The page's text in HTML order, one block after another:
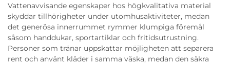
Vattenavvisande egenskaper hos högkvalitativa material
skyddar tillhörigheter under utomhusaktiviteter, medan
det generösa innerrummet rymmer klumpiga föremål
såsom handdukar, sportartiklar och fritidsutrustning.
Personer som tränar uppskattar möjligheten att separera
rent och använt kläder i samma väska, medan den säkra